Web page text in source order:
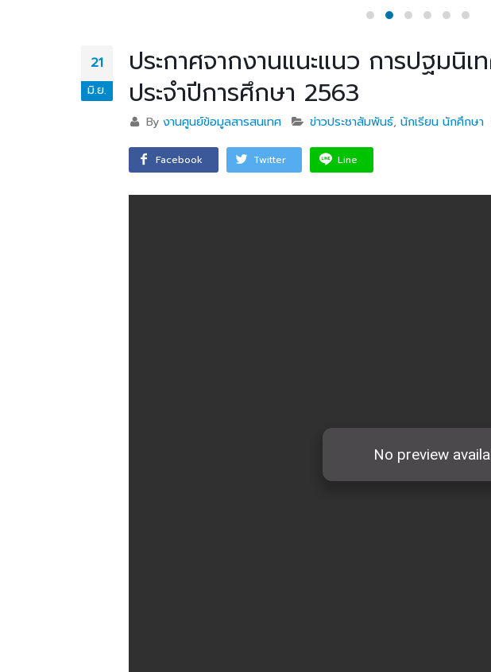
21
มิ.ย.
ประกาศจากงานแนะแนว การปฐมนิ
ประจำปีการศึกษา 2563
Byงานศูนย์ข้อมูลสารสนเทศ ข่าวประชาสัมพันธ์, นักเรียน นักศึกษา
Facebook Twitter Line
เพื่อพัฒนาศักยภาพผู้เรียนสู่ภาคอุสา
หกรรมการบิน
วท.อุบลฯ นำนักเรียน
เพื่อจัดทำใบขับขี่รถ
จักรยานยนต์ ภายใต้โครงการเทคนิค
อุบล คนรุ่นใหม่ มีใบขับขี่
กรรมการติดตามการ
สถานศึกษาในการขับเคลื่อนการ
อาชีวศึกษา ปีงบประมาณ พ.ศ.